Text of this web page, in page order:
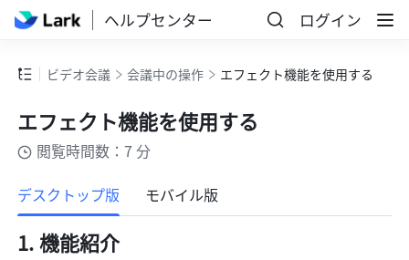
ヘルプセンター ログイン
ビデオ会議 会議中の操作 エフェクト機能を使用する
エフェクト機能を使用する
閲覧時間数：7 分
デスクトップ版
モバイル版
機能紹介